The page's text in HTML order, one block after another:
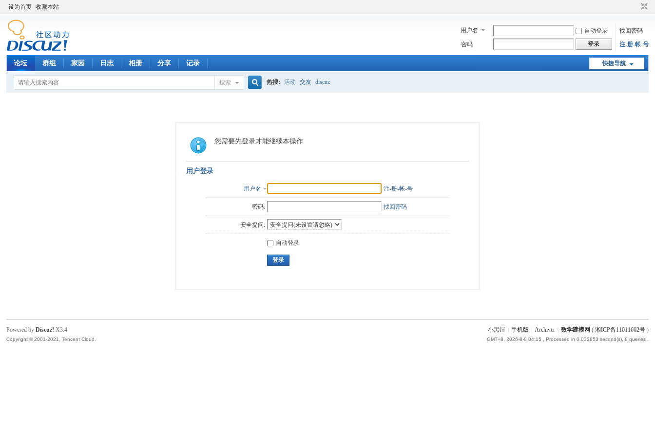
设为首页 收藏本站
用户名 自动登录
找回密码
密码
登录 注-册-帐-号
快捷导航
论坛 群组 家园 日志 相册 分享 记录
搜索
索
热搜: 活动 交友 discuz
您需要先登录才能继续本操作
用户登录
用户名 注-册-帐-号
密码: 找回密码
安全提问:
自动登录
登录
小黑屋 手机版 Archiver 数学建模网 ( 湘ICP备11011602号)
GMT+8, 2026-8-8 04:15 , Processed in 0.032853 second(s), 8 queries .
Powered byDiscuz! X3.4
Copyright © 2001-2021, Tencent Cloud.